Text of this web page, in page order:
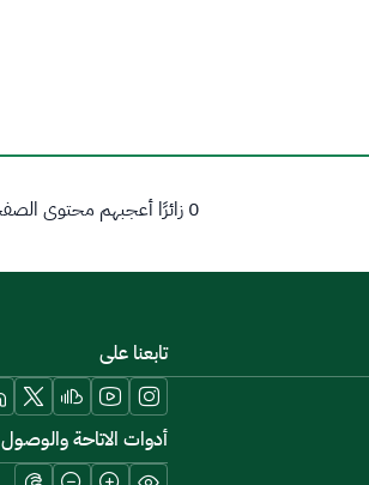
0 زائرًا أعجبهم محتوى الصفحة من أصل 0 مشاركة
تابعنا على
أدوات الاتاحة والوصول